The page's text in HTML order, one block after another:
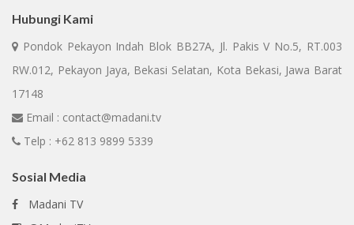
Hubungi Kami
Pondok Pekayon Indah Blok BB27A, Jl. Pakis V No.5, RT.003
RW.012, Pekayon Jaya, Bekasi Selatan, Kota Bekasi, Jawa Barat
17148
Email : contact@madani.tv
Telp : +62 813 9899 5339
Sosial Media
Madani TV